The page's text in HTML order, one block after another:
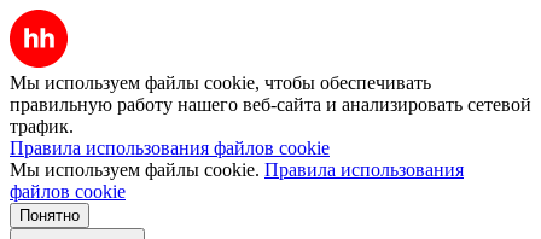
Мы используем файлы cookie, чтобы обеспечивать
правильную работу нашего веб-сайта и анализировать сетевой
трафик.
Правила использования файлов cookie
Мы используем файлы cookie. Правила использования
файлов cookie
Понятно